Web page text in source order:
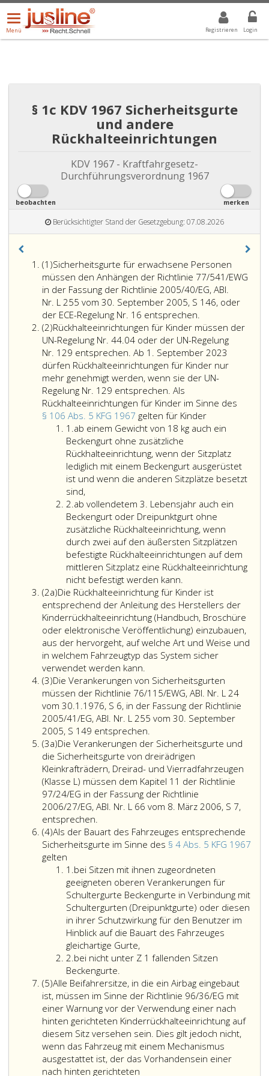
Registrieren Login
Menü
öffnen/schließen
Menü
ALLE DROPDOWN: GEWÄHLTER WERT IST ALLE
§ 1c KDV 1967 Sicherheitsgurte
und andere
Rückhalteeinrichtungen
KDV 1967 - Kraftfahrgesetz-
Durchführungsverordnung 1967
beobachten merken
Berücksichtigter Stand der Gesetzgebung: 07.08.2026
(1)Absatz
eins
Sicherheitsgurte für erwachsene Personen
müssen den Anhängen der Richtlinie 77/541/EWG
in der Fassung der Richtlinie 2005/40/EG, ABl.
Nr. L 255 vom 30. September 2005, S 146, oder
der ECE-Regelung Nr. 16 entsprechen.
(2)Absatz
2
Rückhalteeinrichtungen für Kinder müssen der
UN-Regelung Nr. 44.04 oder der UN-Regelung
Nr. 129 entsprechen. Ab 1. September 2023
dürfen Rückhalteeinrichtungen für Kinder nur
mehr genehmigt werden, wenn sie der UN-
Regelung Nr. 129 entsprechen. Als
Rückhalteeinrichtungen für Kinder im Sinne des
§ 106 Abs. 5 KFG 1967 gelten für Kinder
für
müssen
der
UN-
Nr. 44.04
oder
der
UN-
Regelung
Nr. 129
Ab
1. September
2023
dürfen
für
nur
mehr
genehmigt
werden,
sie
UN-
Regelung
entsprechen.
für
im
Sinne
des
Paragraph
106,
Absatz
KFG 1967
für
Kinder
1.Ziffer
eins
ab einem Gewicht von 18 kg auch ein
Beckengurt ohne zusätzliche
Rückhalteeinrichtung, wenn der Sitzplatz
lediglich mit einem Beckengurt ausgerüstet
ist und wenn die anderen Sitzplätze besetzt
sind,
2.Ziffer
2
ab vollendetem 3. Lebensjahr auch ein
Beckengurt oder Dreipunktgurt ohne
zusätzliche Rückhalteeinrichtung, wenn
durch zwei auf den äußersten Sitzplätzen
befestigte Rückhalteeinrichtungen auf dem
mittleren Sitzplatz eine Rückhalteeinrichtung
nicht befestigt werden kann.
(2a)Absatz
2
a
Die Rückhalteeinrichtung für Kinder ist
entsprechend der Anleitung des Herstellers der
Kinderrückhalteeinrichtung (Handbuch, Broschüre
oder elektronische Veröffentlichung) einzubauen,
aus der hervorgeht, auf welche Art und Weise und
in welchem Fahrzeugtyp das System sicher
verwendet werden kann.
(3)Absatz
3
Die Verankerungen von Sicherheitsgurten
müssen der Richtlinie 76/115/EWG, ABl. Nr. L 24
vom 30.1.1976, S 6, in der Fassung der Richtlinie
2005/41/EG, ABl. Nr. L 255 vom 30. September
2005, S 149 entsprechen.
(3a)Absatz
3
a
Die Verankerungen der Sicherheitsgurte und
die Sicherheitsgurte von dreirädrigen
Kleinkrafträdern, Dreirad- und Vierradfahrzeugen
(Klasse L) müssen dem Kapitel 11 der Richtlinie
97/24/EG in der Fassung der Richtlinie
2006/27/EG, ABl. Nr. L 66 vom 8. März 2006, S 7,
entsprechen.
(4)Absatz
4
Als der Bauart des Fahrzeuges entsprechende
Sicherheitsgurte im Sinne des § 4 Abs. 5 KFG 1967
gelten
der
Bauart
des
Fahrzeuges
entsprechende
Sicherheitsgurte
im
Sinne
des
Paragraph
4,
Absatz
5,
KFG 1967
gelten
1.Ziffer
eins
bei Sitzen mit ihnen zugeordneten
geeigneten oberen Verankerungen für
Schultergurte Beckengurte in Verbindung mit
Schultergurten (Dreipunktgurte) oder diesen
in ihrer Schutzwirkung für den Benutzer im
Hinblick auf die Bauart des Fahrzeuges
gleichartige Gurte,
2.Ziffer
2
bei nicht unter Z 1 fallenden Sitzen
Beckengurte.
nicht
unter
Ziffer
eins,
fallenden
Sitzen
Beckengurte.
(5)Absatz
5
Alle Beifahrersitze, in die ein Airbag eingebaut
ist, müssen im Sinne der Richtlinie 96/36/EG mit
einer Warnung vor der Verwendung einer nach
hinten gerichteten Kinderrückhalteeinrichtung auf
diesem Sitz versehen sein. Dies gilt jedoch nicht,
wenn das Fahrzeug mit einem Mechanismus
ausgestattet ist, der das Vorhandensein einer
nach hinten gerichteten